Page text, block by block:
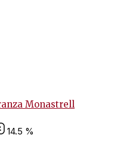
Monastrell
14.5 %